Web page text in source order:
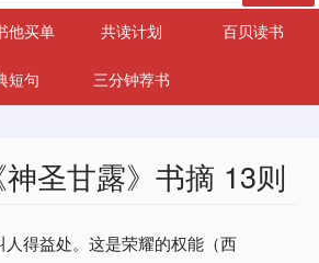
他买单 共读计划 百贝读书
短句
三分钟荐书
圣甘露》书摘 13则
人得益处。这是荣耀的权能（西